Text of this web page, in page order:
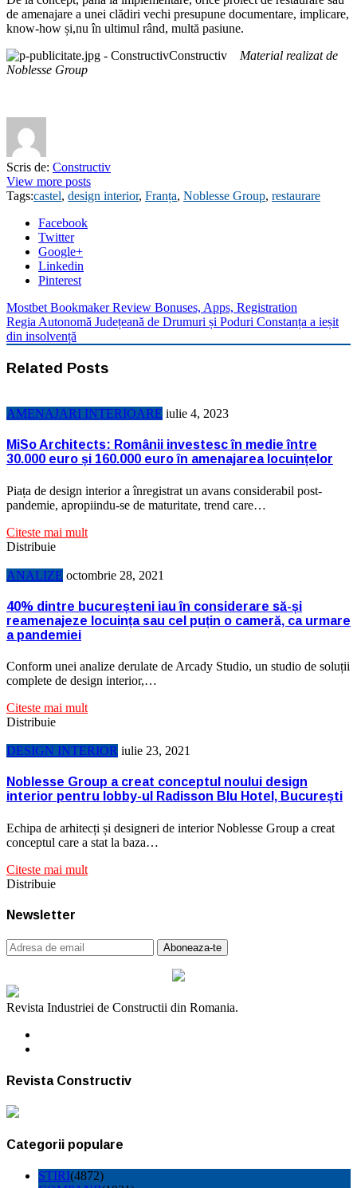
de amenajare a unei clădiri vechi presupune documentare, implicare,
know-how și,nu în ultimul rând, multă pasiune.
Material realizat de
Noblesse Group
Scris de: Constructiv
View more posts
Tags:castel, design interior, Franța, Noblesse Group, restaurare
Facebook
Twitter
Google+
Linkedin
Pinterest
Mostbet Bookmaker Review Bonuses, Apps, Registration
Regia Autonomă Județeană de Drumuri și Poduri Constanța a ieșit
din insolvență
Related Posts
AMENAJARI INTERIOARE iulie 4, 2023
MiSo Architects: Românii investesc în medie între
30.000 euro și 160.000 euro în amenajarea locuințelor
Piața de design interior a înregistrat un avans considerabil post-
pandemie, apropiindu-se de maturitate, trend care…
Citeste mai mult
Distribuie
ANALIZE octombrie 28, 2021
40% dintre bucureșteni iau în considerare să-și
reamenajeze locuința sau cel puțin o cameră, ca urmare
a pandemiei
Conform unei analize derulate de Arcady Studio, un studio de soluții
complete de design interior,…
Citeste mai mult
Distribuie
DESIGN INTERIOR iulie 23, 2021
Noblesse Group a creat conceptul noului design
interior pentru lobby-ul Radisson Blu Hotel, București
​Echipa de arhitecți și designeri de interior Noblesse Group a creat
conceptul care a stat la baza…
Citeste mai mult
Distribuie
Newsletter
Revista Industriei de Constructii din Romania.
Revista Constructiv
Categorii populare
STIRI(4872)